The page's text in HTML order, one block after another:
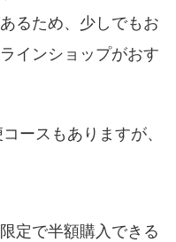
るため、少しでもお
インショップがおす
ースもありますが、
定で半額購入できる